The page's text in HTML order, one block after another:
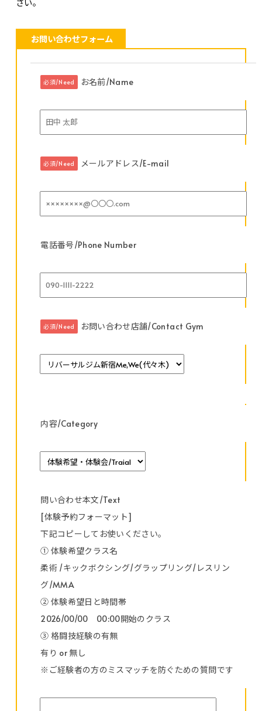
さい。
お問い合わせフォーム
必須/Need お名前/Name
必須/Need メールアドレス/E-mail
電話番号/Phone Number
必須/Need お問い合わせ店舗/Contact Gym
内容/Category
問い合わせ本文/Text
[体験予約フォーマット]
下記コピーしてお使いください。
① 体験希望クラス名
柔術 /キックボクシング/グラップリング/レスリン
グ/MMA
② 体験希望日と時間帯
2026/00/00 00:00開始のクラス
③ 格闘技経験の有無
有り or 無し
※ご経験者の方のミスマッチを防ぐための質問です